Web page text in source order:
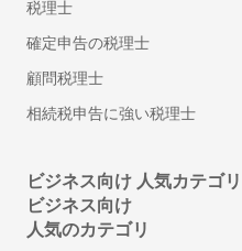
従業員満足度調査ツール
1on1ツール
ストレスチェックシステム
年末調整ソフト
人材派遣管理システム
アルコールチェックアプリ
税理士
確定申告の税理士
顧問税理士
相続税申告に強い税理士
ビジネス向け 人気カテゴリ
ビジネス向け
人気のカテゴリ